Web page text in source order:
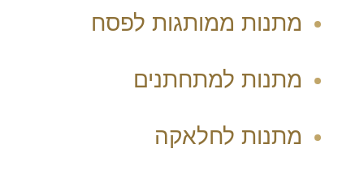
מתנות ממותגות לפסח
מתנות למתחתנים
מתנות לחלאקה